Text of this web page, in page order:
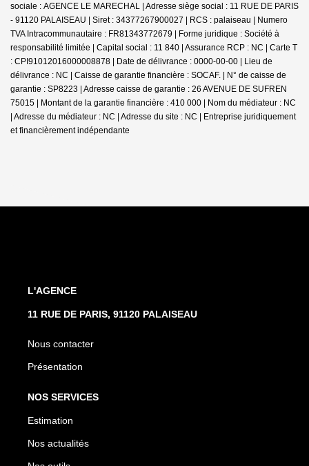
sociale : AGENCE LE MARECHAL | Adresse siège social : 11 RUE DE PARIS
- 91120 PALAISEAU | Siret : 34377267900027 | RCS : palaiseau | Numero
TVA Intracommunautaire : FR81343772679 | Forme juridique : Société à
responsabilité limitée | Capital social : 11 840 | Assurance RCP : NC | Carte T
: CPI91012016000008878 | Date de délivrance : 0000-00-00 | Lieu de
délivrance : NC | Caisse de garantie financière : SOCAF. | N° de caisse de
garantie : SP8223 | Adresse caisse de garantie : 26 AVENUE DE SUFREN
75015 | Montant de la garantie financière : 410 000 | Nom du médiateur : NC
| Adresse du médiateur : NC | Adresse du site : NC | Entreprise juridiquement
et financièrement indépendante
L'AGENCE
11 RUE DE PARIS, 91120 PALAISEAU
Nous contacter
Présentation
NOS SERVICES
Estimation
Nos actualités